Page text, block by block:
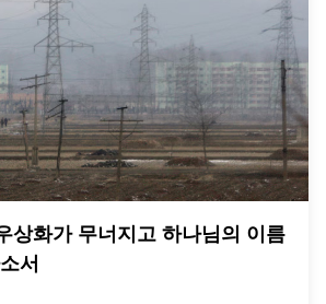
상화가 무너지고 하나님의 이름
서